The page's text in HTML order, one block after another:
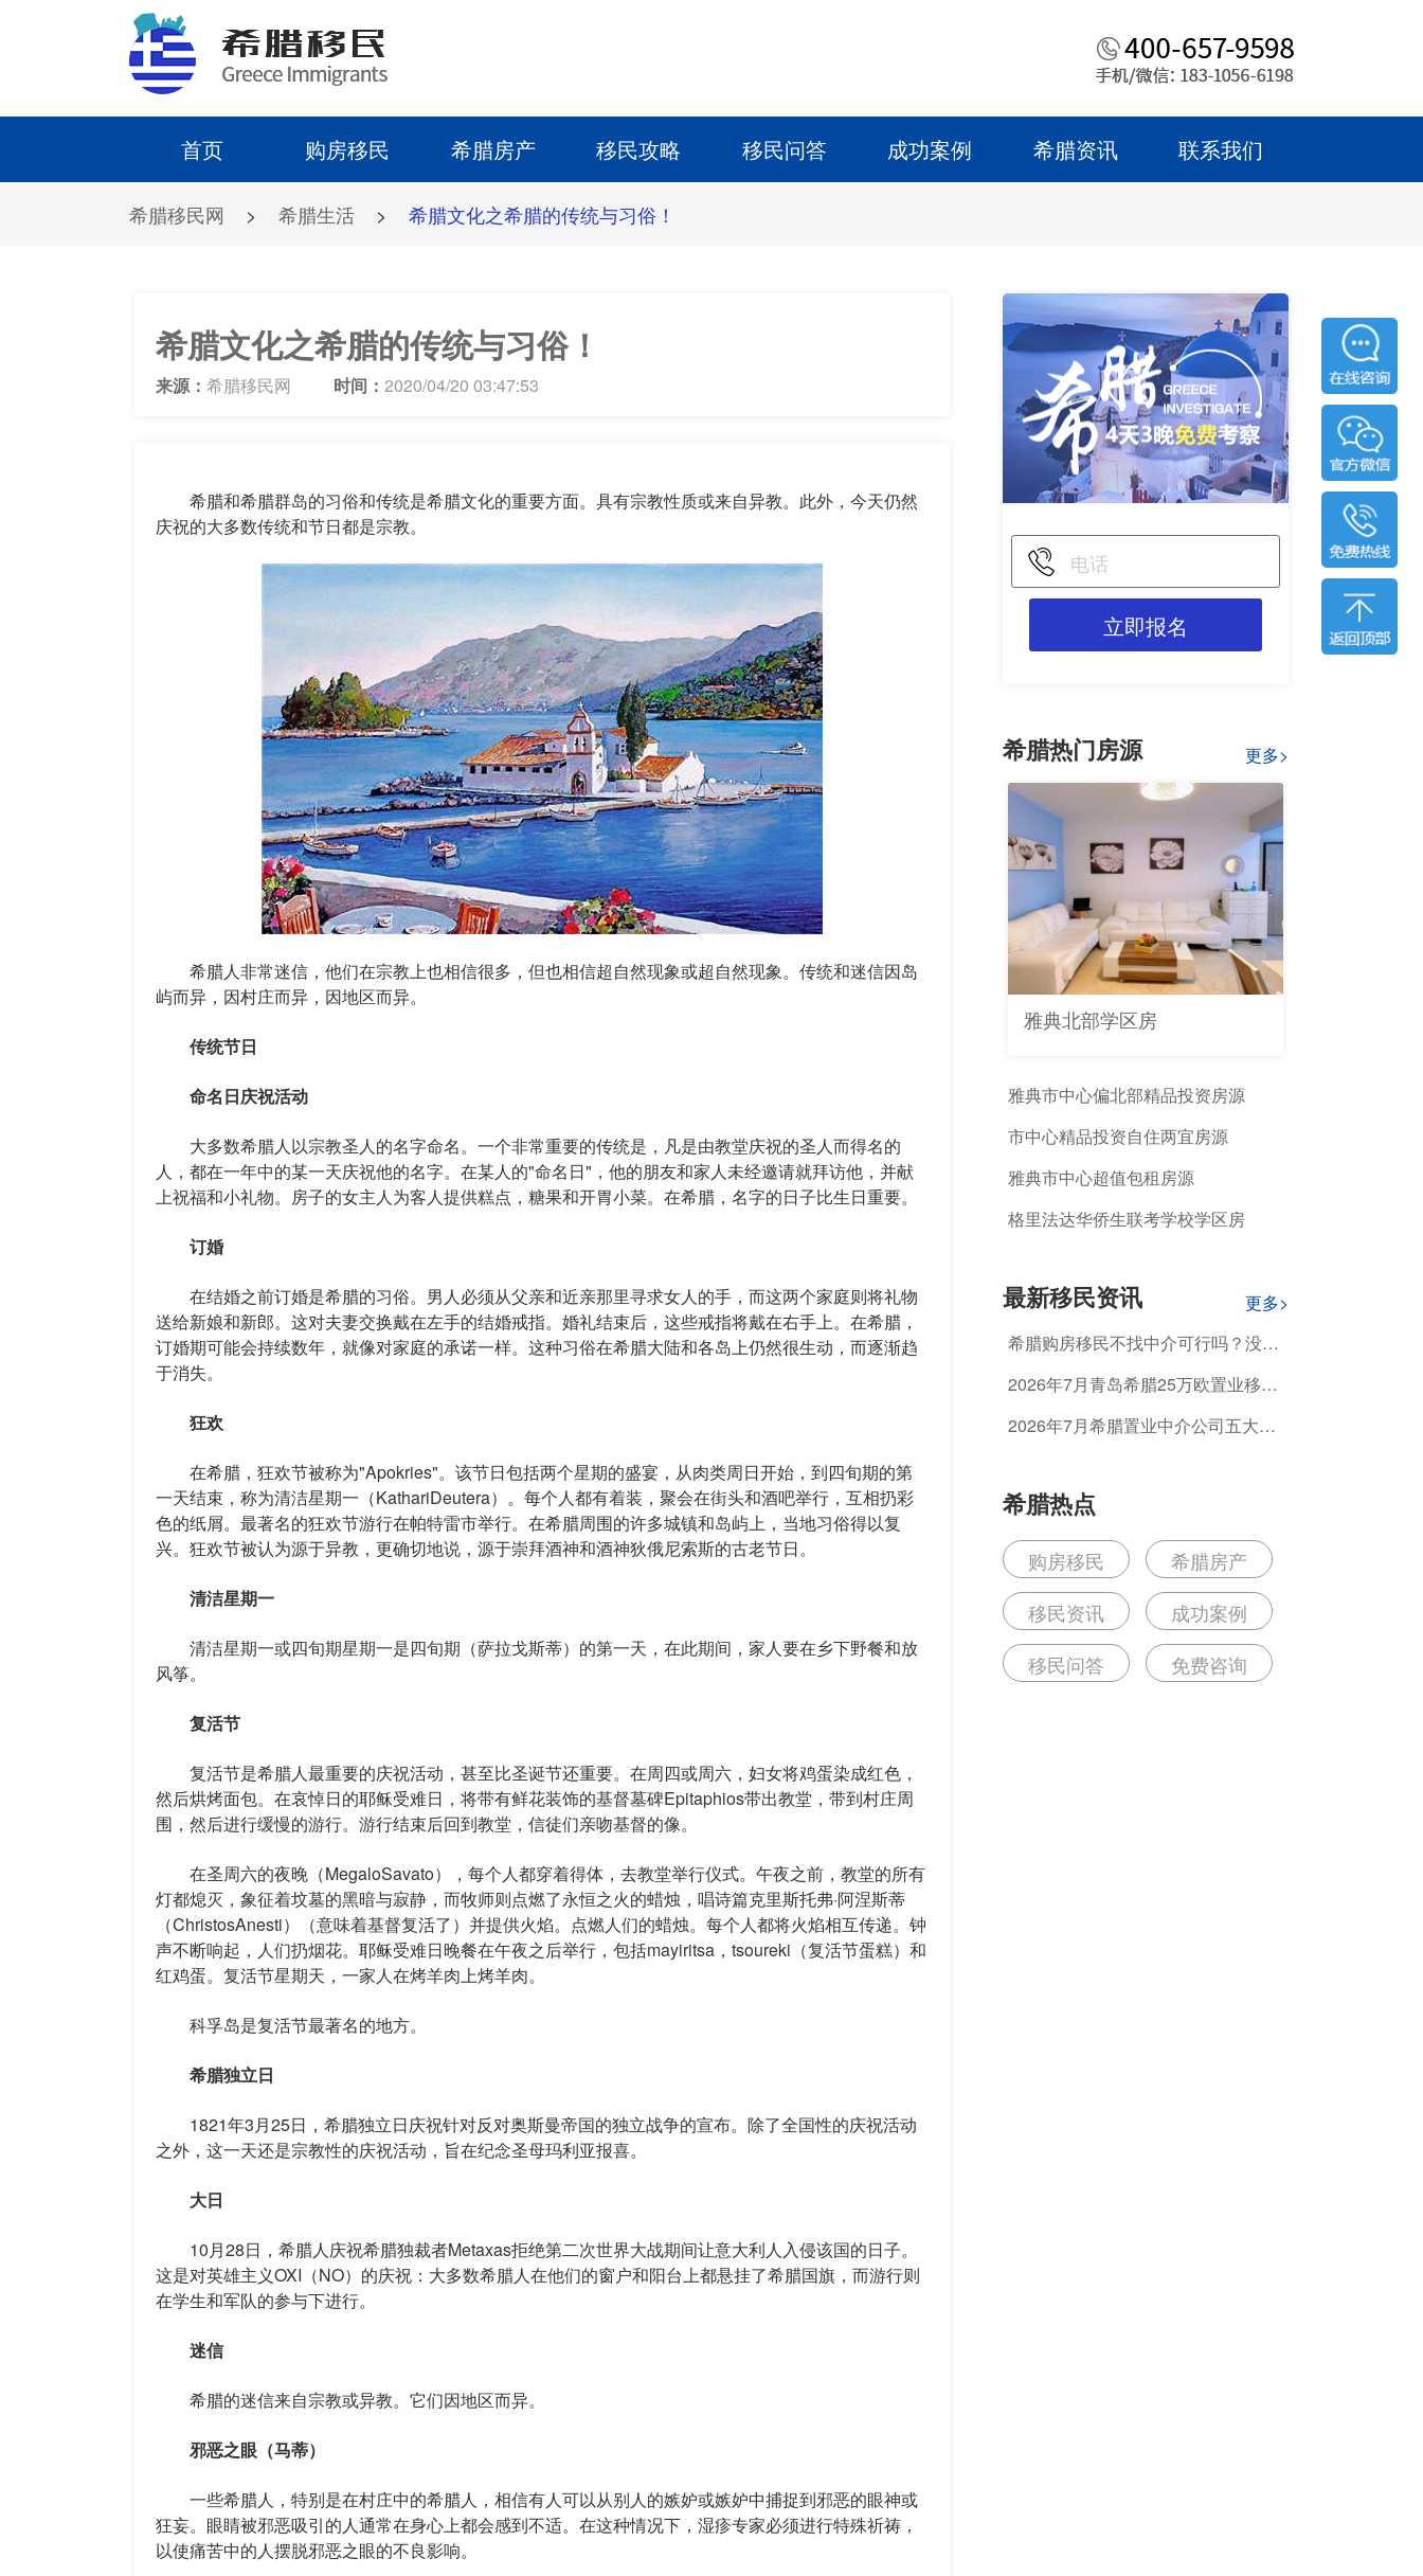
首页 购房移民 希腊房产 移民攻略 移民问答 成功案例 希腊资讯 联系我们
希腊移民网 > 希腊生活 > 希腊文化之希腊的传统与习俗！
希腊文化之希腊的传统与习俗！
来源： 希腊移民网 时间： 2020/04/20 03:47:53
希腊和希腊群岛的习俗和传统是希腊文化的重要方面。具有宗教性质或来自异教。此外，今天仍然
庆祝的大多数传统和节日都是宗教。
希腊人非常迷信，他们在宗教上也相信很多，但也相信超自然现象或超自然现象。传统和迷信因岛
屿而异，因村庄而异，因地区而异。
传统节日
命名日庆祝活动
大多数希腊人以宗教圣人的名字命名。一个非常重要的传统是，凡是由教堂庆祝的圣人而得名的
人，都在一年中的某一天庆祝他的名字。在某人的"命名日"，他的朋友和家人未经邀请就拜访他，并献
上祝福和小礼物。房子的女主人为客人提供糕点，糖果和开胃小菜。在希腊，名字的日子比生日重要。
订婚
在结婚之前订婚是希腊的习俗。男人必须从父亲和近亲那里寻求女人的手，而这两个家庭则将礼物
送给新娘和新郎。这对夫妻交换戴在左手的结婚戒指。婚礼结束后，这些戒指将戴在右手上。在希腊，
订婚期可能会持续数年，就像对家庭的承诺一样。这种习俗在希腊大陆和各岛上仍然很生动，而逐渐趋
于消失。
狂欢
在希腊，狂欢节被称为"Apokries"。该节日包括两个星期的盛宴，从肉类周日开始，到四旬期的第
一天结束，称为清洁星期一（KathariDeutera）。每个人都有着装，聚会在街头和酒吧举行，互相扔彩
色的纸屑。最著名的狂欢节游行在帕特雷市举行。在希腊周围的许多城镇和岛屿上，当地习俗得以复
兴。狂欢节被认为源于异教，更确切地说，源于崇拜酒神和酒神狄俄尼索斯的古老节日。
清洁星期一
清洁星期一或四旬期星期一是四旬期（萨拉戈斯蒂）的第一天，在此期间，家人要在乡下野餐和放
风筝。
复活节
复活节是希腊人最重要的庆祝活动，甚至比圣诞节还重要。在周四或周六，妇女将鸡蛋染成红色，
然后烘烤面包。在哀悼日的耶稣受难日，将带有鲜花装饰的基督墓碑Epitaphios带出教堂，带到村庄周
围，然后进行缓慢的游行。游行结束后回到教堂，信徒们亲吻基督的像。
在圣周六的夜晚（MegaloSavato），每个人都穿着得体，去教堂举行仪式。午夜之前，教堂的所有
灯都熄灭，象征着坟墓的黑暗与寂静，而牧师则点燃了永恒之火的蜡烛，唱诗篇克里斯托弗·阿涅斯蒂
（ChristosAnesti）（意味着基督复活了）并提供火焰。点燃人们的蜡烛。每个人都将火焰相互传递。钟
声不断响起，人们扔烟花。耶稣受难日晚餐在午夜之后举行，包括mayiritsa，tsoureki（复活节蛋糕）和
红鸡蛋。复活节星期天，一家人在烤羊肉上烤羊肉。
科孚岛是复活节最著名的地方。
希腊独立日
1821年3月25日，希腊独立日庆祝针对反对奥斯曼帝国的独立战争的宣布。除了全国性的庆祝活动
之外，这一天还是宗教性的庆祝活动，旨在纪念圣母玛利亚报喜。
大日
10月28日，希腊人庆祝希腊独裁者Metaxas拒绝第二次世界大战期间让意大利人入侵该国的日子。
这是对英雄主义OXI（NO）的庆祝：大多数希腊人在他们的窗户和阳台上都悬挂了希腊国旗，而游行则
在学生和军队的参与下进行。
迷信
希腊的迷信来自宗教或异教。它们因地区而异。
邪恶之眼（马蒂）
一些希腊人，特别是在村庄中的希腊人，相信有人可以从别人的嫉妒或嫉妒中捕捉到邪恶的眼神或
狂妄。眼睛被邪恶吸引的人通常在身心上都会感到不适。在这种情况下，湿疹专家必须进行特殊祈祷，
以使痛苦中的人摆脱邪恶之眼的不良影响。
立即报名
希腊热门房源 更多>
雅典北部学区房
雅典市中心偏北部精品投资房源
市中心精品投资自住两宜房源
雅典市中心超值包租房源
格里法达华侨生联考学校学区房
最新移民资讯
更多>
希腊购房移民不找中介可行吗？没有
2026年7月青岛希腊25万欧置业移
的坑？
2026年7月希腊置业中介公司五大排
希腊热点
购房移民
希腊房产
移民资讯
成功案例
移民问答
免费咨询